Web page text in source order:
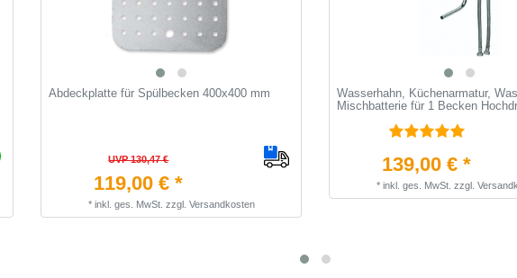
Abdeckplatte für Spülbecken 400x400 mm
UVP 130,47 €
119,00 € *
* inkl. ges. MwSt. zzgl. Versandkosten
Wasserhahn, Küchenarmatur,
Mischbatterie für 1 Becken
139,00 € *
* inkl. ges. MwSt. zzgl.